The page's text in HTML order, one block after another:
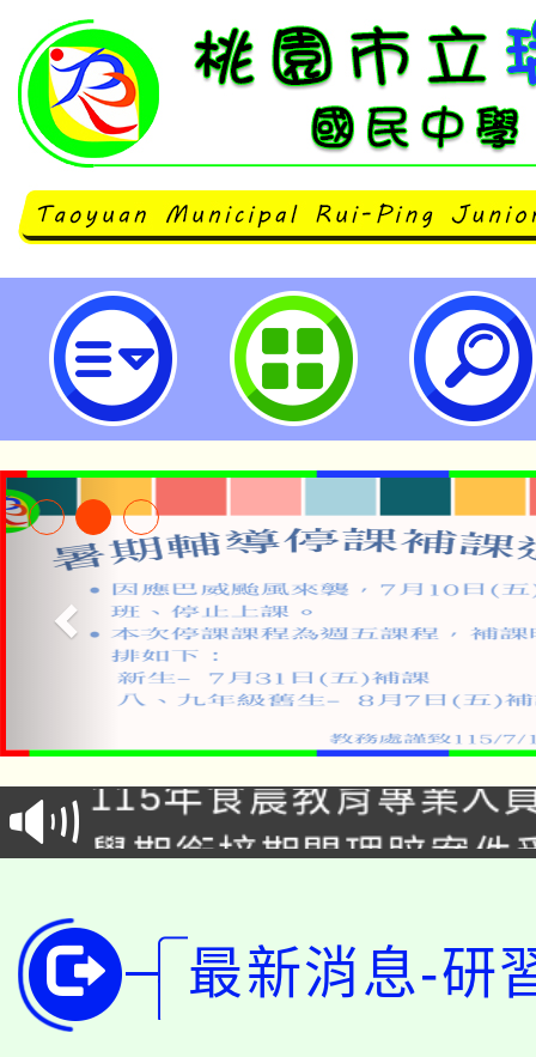
neilrpjhstyc網站設計者：徐嘉
淨零綠生活教案入校路
會
115年食農教育專業人
程
學期銜接期間理賠案件
版
公告本校115學年度第
代理(課)教師甄選結果(
「2026金融保險知識
最新消息-研